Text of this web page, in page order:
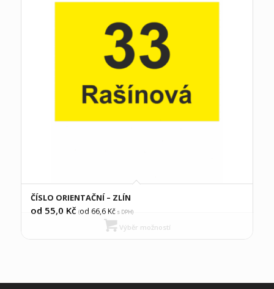
ČÍSLO ORIENTAČNÍ – ZLÍN
od 55,0 Kč (od 66,6Kčs DPH)
Výběr možností